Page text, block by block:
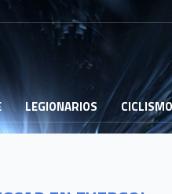
LEGIONARIOS CICLISMO